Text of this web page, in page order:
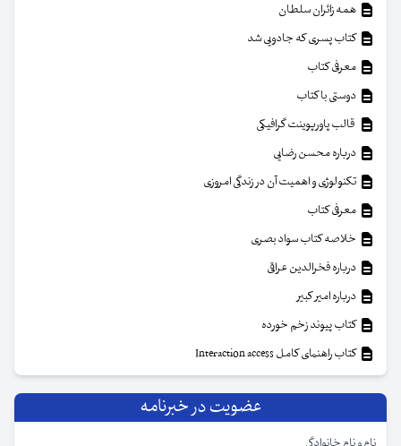
همه زائران سلطان
کتاب پسری که جادویی شد
معرفی کتاب
دوستی با کتاب
قالب پاورپوینت گرافیکی
درباره محسن رضایی
تکنولوژی و اهمیت آن در زندگی امروزی
معرفی کتاب
خلاصه کتاب سواد بصری
درباره فخرالدین عراقی
درباره امیر کبیر
کتاب پیوند زخم خورده
کتاب راهنمای کامل Interaction access
عضویت در خبرنامه